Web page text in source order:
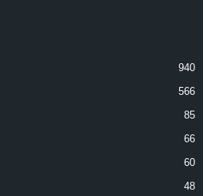
940
566
85
66
60
48